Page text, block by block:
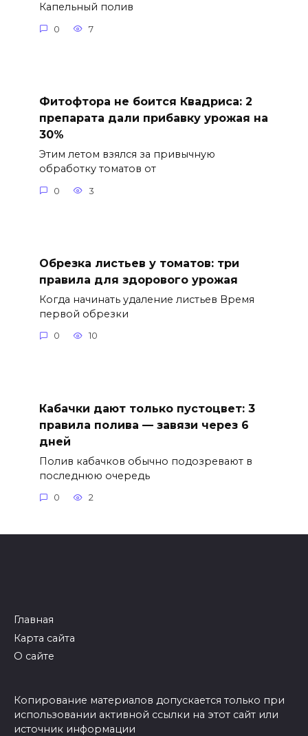
Капельный полив
0 7
Фитофтора не боится Квадриса: 2
препарата дали прибавку урожая на
30%
Этим летом взялся за привычную
обработку томатов от
0 3
Обрезка листьев у томатов: три
правила для здорового урожая
Когда начинать удаление листьев Время
первой обрезки
0 10
Кабачки дают только пустоцвет: 3
правила полива — завязи через 6
дней
Полив кабачков обычно подозревают в
последнюю очередь
0 2
Главная
Карта сайта
О сайте
Копирование материалов допускается только при
использовании активной ссылки на этот сайт или
источник информации